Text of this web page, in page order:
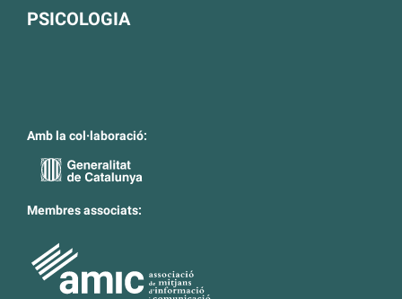
PSICOLOGIA
Amb la col·laboració:
Membres associats: